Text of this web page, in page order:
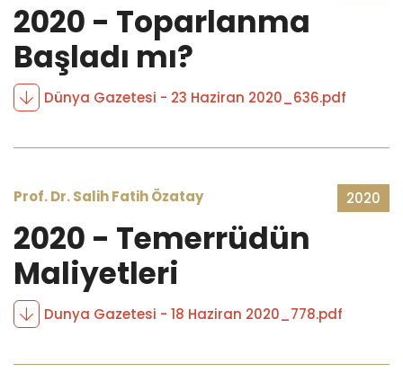
2020 - Toparlanma
Başladı mı?
Dünya Gazetesi - 23 Haziran 2020_636.pdf
Prof. Dr. Salih Fatih Özatay 2020
2020 - Temerrüdün
Maliyetleri
Dunya Gazetesi - 18 Haziran 2020_778.pdf